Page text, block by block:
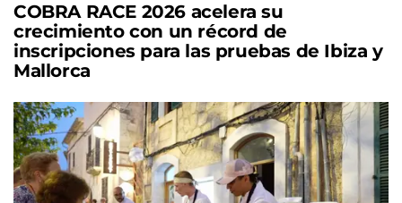
COBRA RACE 2026 acelera su
crecimiento con un récord de
inscripciones para las pruebas de Ibiza y
Mallorca